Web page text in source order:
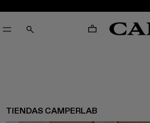
CERCA CARRO
TIENDAS CAMPERLAB